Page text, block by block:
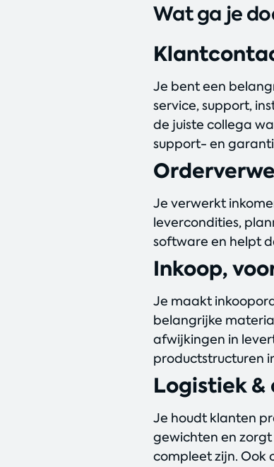
Wat ga je
Je bent een
service, support,
de juiste collega
support- en
Je verwerkt
levercondities,
software en helpt
Inkoop,
Je maakt
belangrijke
afwijkingen in
productstructuren
Logistiek
Je houdt klanten
gewichten en
compleet zijn. Ook